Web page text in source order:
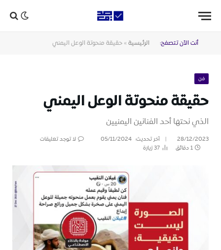
أنت الآن تتصفح: الرئيسية » حقيقة منحوتة الوعل اليمني
فن
حقيقة منحوتة الوعل اليمني
الذي نحتها أحد الفنانين اليمنيين
28/12/2023 آخر تحديث: 05/11/2024
لا توجد تعليقات
1 دقائق
37زيارة